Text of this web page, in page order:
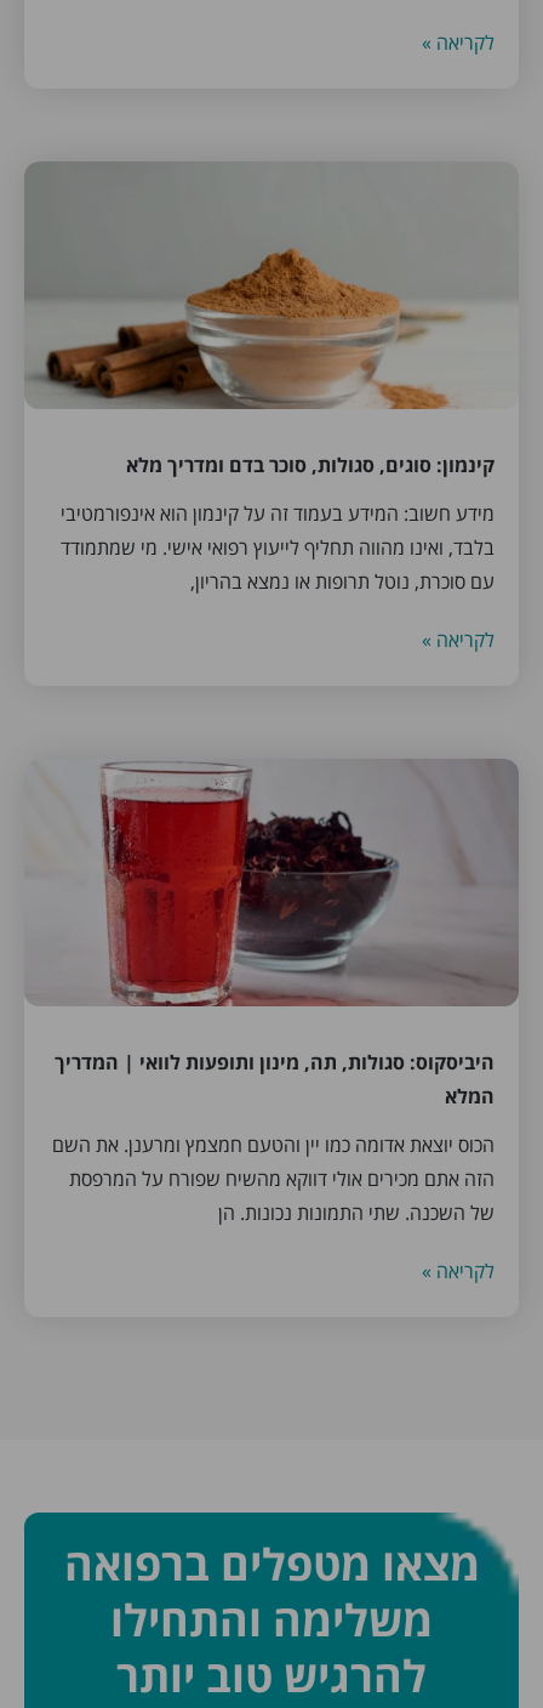
לקריאה »
קינמון: סוגים, סגולות, סוכר בדם ומדריך מלא
מידע חשוב: המידע בעמוד זה על קינמון הוא אינפורמטיבי
בלבד, ואינו מהווה תחליף לייעוץ רפואי אישי. מי שמתמודד
עם סוכרת, נוטל תרופות או נמצא בהריון,
לקריאה »
היביסקוס: סגולות, תה, מינון ותופעות לוואי | המדריך
המלא
הכוס יוצאת אדומה כמו יין והטעם חמצמץ ומרענן. את השם
הזה אתם מכירים אולי דווקא מהשיח שפורח על המרפסת
של השכנה. שתי התמונות נכונות. הן
לקריאה »
מצאו מטפלים ברפואה
משלימה והתחילו
להרגיש טוב יותר